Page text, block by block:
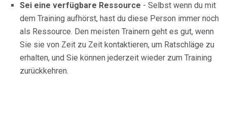
Sei eine verfügbare Ressource - Selbst wenn du mit
dem Training aufhörst, hast du diese Person immer noch
als Ressource. Den meisten Trainern geht es gut, wenn
Sie sie von Zeit zu Zeit kontaktieren, um Ratschläge zu
erhalten, und Sie können jederzeit wieder zum Training
zurückkehren.